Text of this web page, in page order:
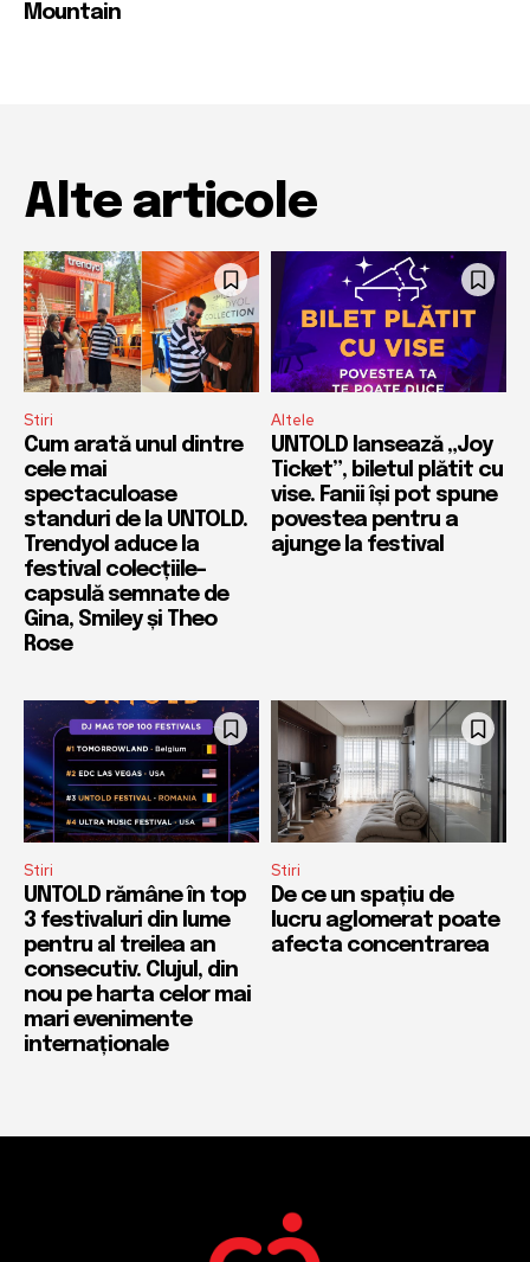
Mountain
Alte articole
Stiri
Cum arată unul dintre
cele mai
spectaculoase
standuri de la UNTOLD.
Trendyol aduce la
festival colecțiile-
capsulă semnate de
Gina, Smiley și Theo
Rose
Altele
UNTOLD lansează „Joy
Ticket”, biletul plătit cu
vise. Fanii își pot spune
povestea pentru a
ajunge la festival
Stiri
UNTOLD rămâne în top
3 festivaluri din lume
pentru al treilea an
consecutiv. Clujul, din
nou pe harta celor mai
mari evenimente
internaționale
Stiri
De ce un spațiu de
lucru aglomerat poate
afecta concentrarea